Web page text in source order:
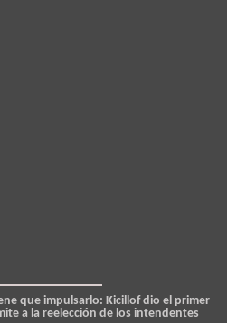
que impulsarlo: Kicillof dio el primer
a la reelección de los intendentes